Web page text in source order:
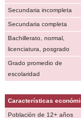
Secundaria incompleta
Secundaria completa
Bachillerato, normal,
licenciatura, posgrado
Grado promedio de
escolaridad
Características
Población de 12+ años